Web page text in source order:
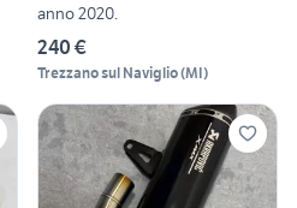
anno 2020.
240 €
Trezzano sul Naviglio(MI)